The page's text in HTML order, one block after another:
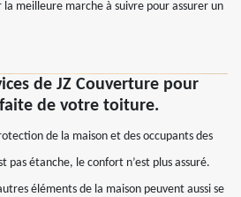
la meilleure marche à suivre pour assurer un
de JZ Couverture pour
de votre toiture.
de la maison et des occupants des
pas étanche, le confort n’est plus assuré.
éléments de la maison peuvent aussi se